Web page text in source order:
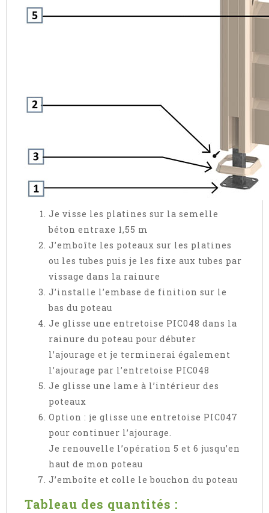
Je visse les platines sur la semelle
béton entraxe 1,55 m
J’emboîte les poteaux sur les platines
ou les tubes puis je les fixe aux tubes par
vissage dans la rainure
J’installe l’embase de finition sur le
bas du poteau
Je glisse une entretoise PIC048 dans la
rainure du poteau pour débuter
l’ajourage et je terminerai également
l’ajourage par l’entretoise PIC048
Je glisse une lame à l’intérieur des
poteaux
Option : je glisse une entretoise PIC047
pour continuer l’ajourage.
Je renouvelle l’opération 5 et 6 jusqu’en
haut de mon poteau
J’emboîte et colle le bouchon du poteau
Tableau des quantités :